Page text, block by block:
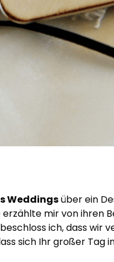
Weddingsüber ein
mir von ihren
ich, dass
sich Ihr großer